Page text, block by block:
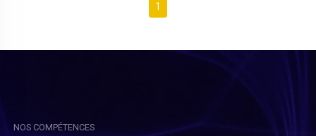
1
NOS COMPÉTENCES